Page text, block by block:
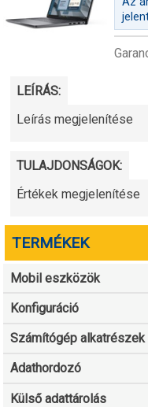
LEÍRÁS:
Leírás megjelenítése
TULAJDONSÁGOK:
Értékek megjelenítése
TERMÉKEK
Mobil eszközök
Konfiguráció
Számítógép alkatrészek
Adathordozó
Külső adattárolás